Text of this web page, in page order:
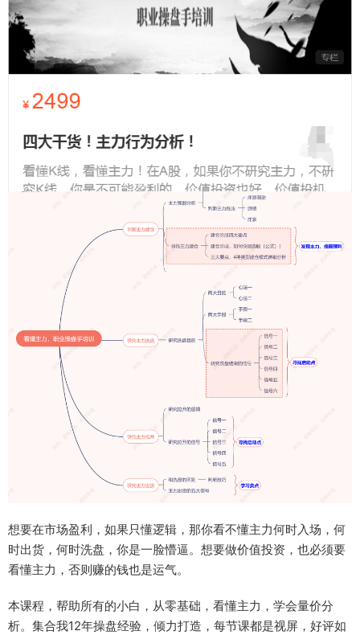
想要在市场盈利，如果只懂逻辑，那你看不懂主力何时入场，何
时出货，何时洗盘，你是一脸懵逼。想要做价值投资，也必须要
看懂主力，否则赚的钱也是运气。
本课程，帮助所有的小白，从零基础，看懂主力，学会量价分
析。集合我12年操盘经验，倾力打造，每节课都是视屏，好评如